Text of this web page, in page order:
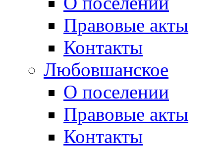
Правовые акты
Контакты
Любовшанское
О поселении
Правовые акты
Контакты